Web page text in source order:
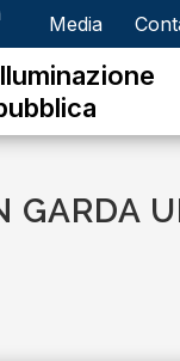
Media
GARDA